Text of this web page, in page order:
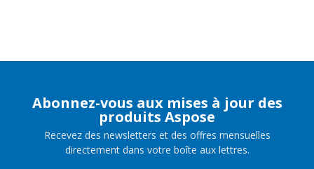
Abonnez-vous aux mises à jour des
produits Aspose
Recevez des newsletters et des offres mensuelles
directement dans votre boîte aux lettres.